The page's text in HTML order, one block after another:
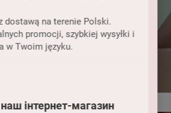
dostawą na terenie Polski.
promocji, szybkiej wysyłki i
w Twoim języku.
інтернет-магазин
купальники